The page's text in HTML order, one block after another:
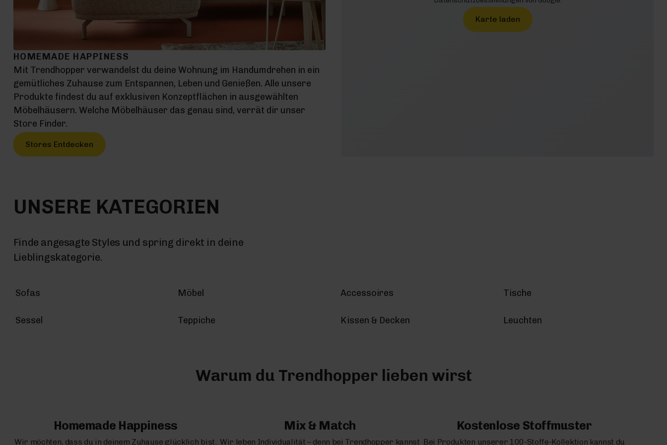
HOMEMADE HAPPINESS
Mit Trendhopper verwandelst du deine Wohnung im Handumdrehen in ein
gemütliches Zuhause zum Entspannen, Leben und Genießen. Alle unsere
Produkte findest du auf exklusiven Konzeptflächen in ausgewählten
Möbelhäusern. Welche Möbelhäuser das genau sind, verrät dir unser
Store Finder.
Stores Entdecken
Karte laden
UNSERE KATEGORIEN
Finde angesagte Styles und spring direkt in deine
Lieblingskategorie.
Sofas Möbel Accessoires Tische
Sessel Teppiche Kissen & Decken Leuchten
Warum du Trendhopper lieben wirst
Homemade Happiness
Wir möchten, dass du in deinem Zuhause glücklich bist.
Mix & Match
Wir leben Individualität – denn bei Trendhopper kannst
Kostenlose Stoffmuster
Bei Produkten unserer 100-Stoffe-Kollektion kannst du